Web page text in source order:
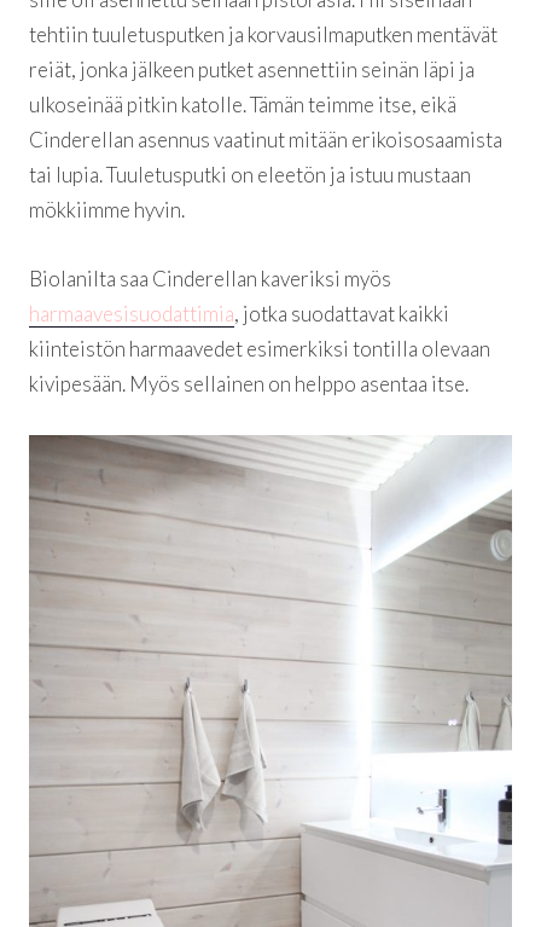
tehtiin tuuletusputken ja korvausilmaputken mentävät
reiät, jonka jälkeen putket asennettiin seinän läpi ja
ulkoseinää pitkin katolle. Tämän teimme itse, eikä
Cinderellan asennus vaatinut mitään erikoisosaamista
tai lupia. Tuuletusputki on eleetön ja istuu mustaan
mökkiimme hyvin.
Biolanilta saa Cinderellan kaveriksi myös
harmaavesisuodattimia, jotka suodattavat kaikki
kiinteistön harmaavedet esimerkiksi tontilla olevaan
kivipesään. Myös sellainen on helppo asentaa itse.